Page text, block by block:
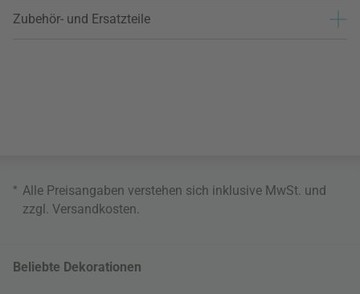
Zubehör- und Ersatzteile
* Alle Preisangaben verstehen sich inklusive MwSt. und
zzgl. Versandkosten
Beliebte Dekorationen